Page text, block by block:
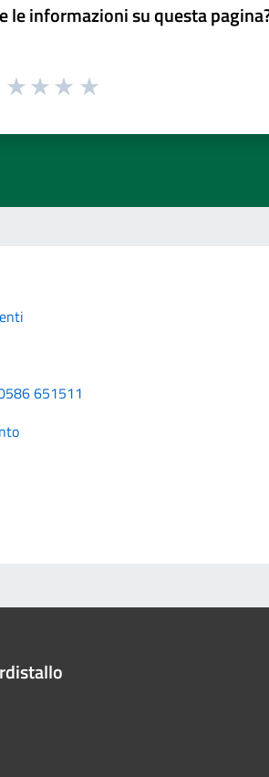
le informazioni su questa
651511